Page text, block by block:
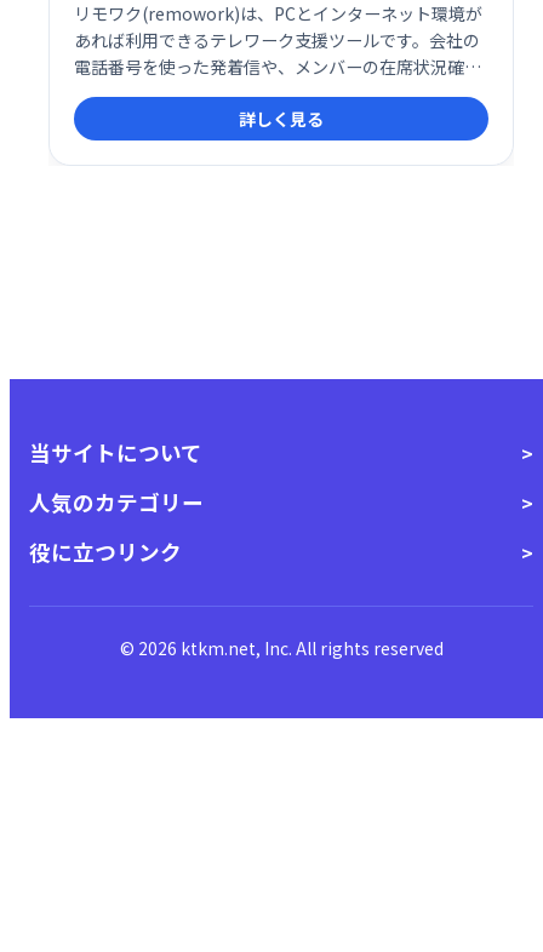
リモワク(remowork)は、PCとインターネット環境が
あれば利用できるテレワーク支援ツールです。会社の
電話番号を使った発着信や、メンバーの在席状況確認
（写真）など、スムーズなテレワークを実現する機能
を提供します。場所を選ばず、効率的な業務遂行をサ
ポートします。
詳しく見る
当サイトについて
人気のカテゴリー
役に立つリンク
© 2026 ktkm.net, Inc. All rights reserved